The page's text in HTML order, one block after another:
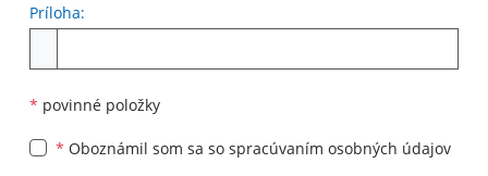
Príloha:
* povinné položky
* Oboznámil som sa so spracúvaním osobných údajov